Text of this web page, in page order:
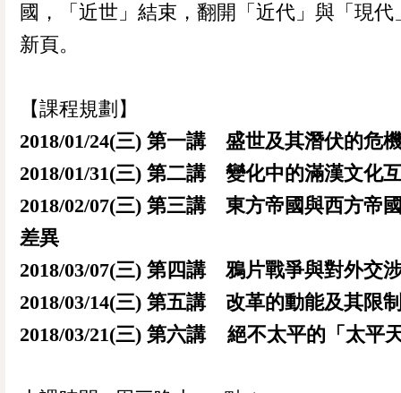
國，「近世」結束，翻開「近代」與「現代
新頁。
【課程規劃】
2018/01/24(三) 第一講 盛世及其潛伏的危
2018/01/31(三) 第二講 變化中的滿漢文化
2018/02/07(三) 第三講 東方帝國與西方帝
差異
2018/03/07(三) 第四講 鴉片戰爭與對外交
2018/03/14(三) 第五講 改革的動能及其限
2018/03/21(三) 第六講 絕不太平的「太平